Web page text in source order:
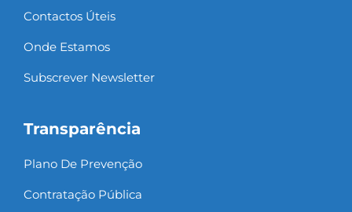
Contactos Úteis
Onde Estamos
Subscrever Newsletter
Transparência
Plano De Prevenção
Contratação Pública